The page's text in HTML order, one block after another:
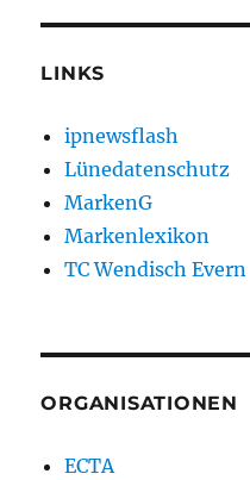
LINKS
ipnewsflash
Lünedatenschutz
MarkenG
Markenlexikon
TC Wendisch Evern
ORGANISATIONEN
ECTA